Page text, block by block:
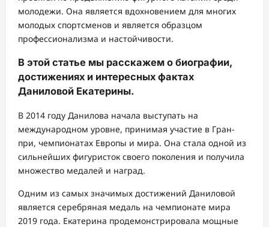
молодежи. Она является вдохновением для многих
молодых спортсменов и является образцом
профессионализма и настойчивости.
В этой статье мы расскажем о биографии,
достижениях и интересных фактах
Даниловой Екатерины.
В 2014 году Данилова начала выступать на
международном уровне, принимая участие в Гран-
при, чемпионатах Европы и мира. Она стала одной из
сильнейших фигуристок своего поколения и получила
множество медалей и наград.
Одним из самых значимых достижений Даниловой
является серебряная медаль на чемпионате мира
2019 года. Екатерина продемонстрировала мощные